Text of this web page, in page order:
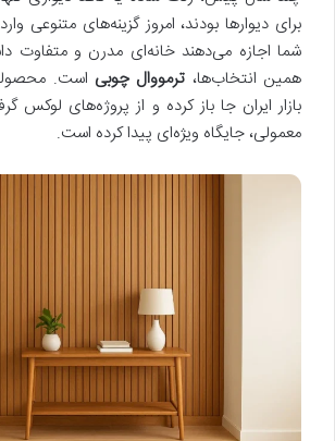
برای دیوارها بودند، امروز گزینه‌های متنوعی
شما اجازه می‌دهند خانه‌ای مدرن و متفاوت
همین انتخاب‌ها، ترمووال چوبی است.
بازار ایران جا باز کرده و از پروژه‌های لوکس
معمولی، جایگاه ویژه‌ای پیدا کرده است.